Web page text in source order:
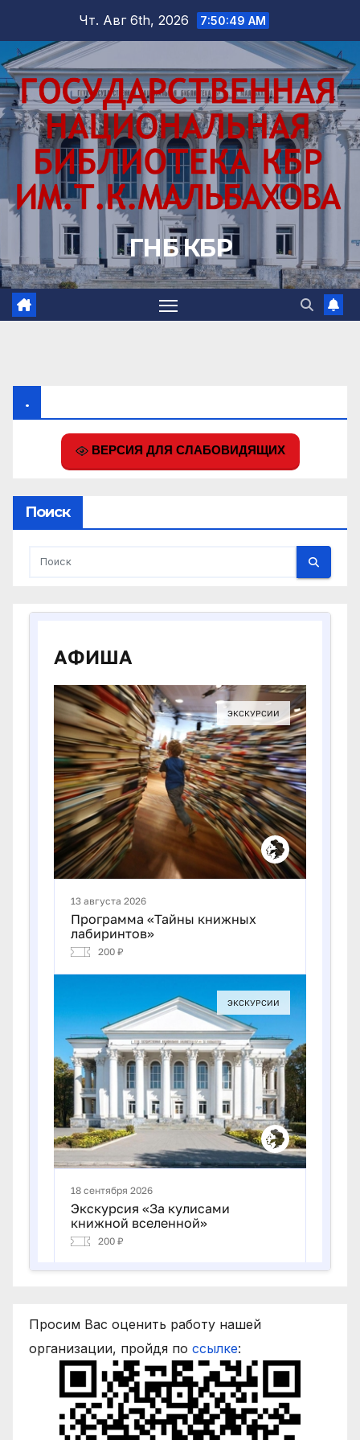
содержимому
Чт. Авг 6th, 2026 7:50:51 AM
ГНБ КБР
.
ВЕРСИЯ ДЛЯ СЛАБОВИДЯЩИХ
Поиск
Просим Вас оценить работу нашей
организации, пройдя по ссылке: